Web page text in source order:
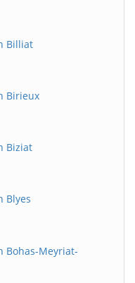
Billiat
Birieux
Biziat
Blyes
Bohas-Meyriat-